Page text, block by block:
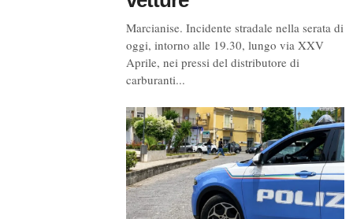
Marcianise. Incidente stradale nella serata di
oggi, intorno alle 19.30, lungo via XXV
Aprile, nei pressi del distributore di
carburanti...